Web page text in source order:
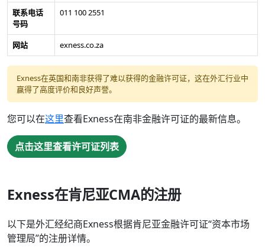
联系电话
号码
011 100 2551
网站 exness.co.za
Exness在英国和南非获得了难以获得的金融许可证，这在外汇行业中
赢得了高度评价和良好声誉。
您可以在这里查看Exness在南非金融许可证的最新信息。
点击这里查看许可证列表
Exness在肯尼亚CMA的注册
以下是外汇经纪商Exness根据肯尼亚金融许可证“资本市场
管理局”的注册详情。